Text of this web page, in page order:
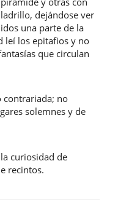
dejándose ver
una parte de la
leí los epitafios y no
que circulan
contrariada; no
solemnes y de
curiosidad de
recintos.